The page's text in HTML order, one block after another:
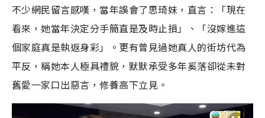
不少網民留言感嘆，當年誤會了思琦妹，直言：「現在
看來，她當年決定分手簡直是及時止損」、「沒嫁進這
個家庭真是執返身彩」。更有曾見過她真人的街坊代為
平反，稱她本人極具禮貌，默默承受多年奚落卻從未對
舊愛一家口出惡言，修養高下立見。